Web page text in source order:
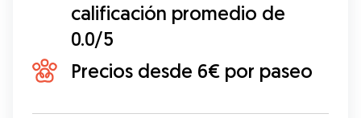
calificación promedio de
0.0/5
Precios desde 6€ por paseo